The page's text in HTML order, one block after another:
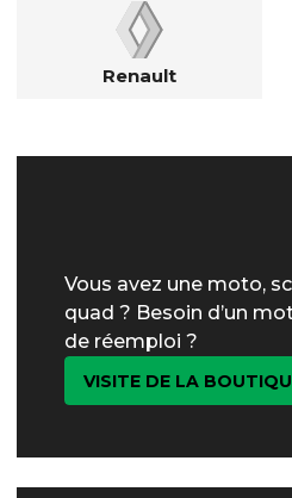
Renault
Vous avez une moto,
quad ? Besoin d’un
de réemploi ?
VISITE DE LA